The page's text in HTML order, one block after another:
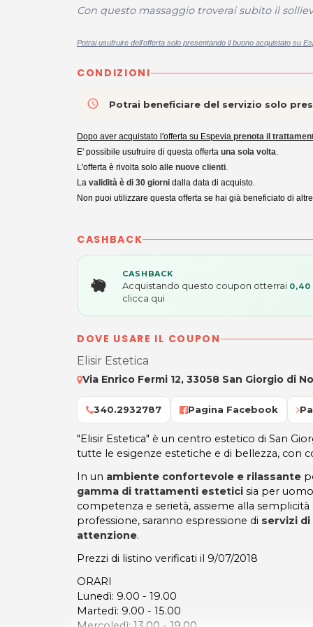
Con questo massaggio troverai subito il
Potrai usufruire dell'offerta solo presentando il buono acquistato su
CONDIZIONI
access_time Potrai beneficiare del servizio solo
Dopo aver acquistato l'offerta su Espevia prenota il
E' possibile usufruire di questa offerta una sola volta.
L'offerta è rivolta solo alle nuove clienti.
La validità è di 30 giorni dalla data di acquisto.
Non puoi utilizzare questa offerta se hai già beneficiato di
CASHBACK
CASHBACK
Acquistando questo coupon otterrai 0,40
clicca qui
DOVE USARE IL COUPON
Elisir Estetica
Via Enrico Fermi 12, 33058 San Giorgio di
340.2932787 Pagina Facebook
"Elisir Estetica" è un centro estetico di San
tutte le esigenze estetiche e di bellezza, con
In un ambiente confortevole e rilassante
gamma di trattamenti estetici sia per
competenza e serietà, assieme alla semplicità
professione, saranno espressione di servizi di
attenzione.
Prezzi di listino verificati il 9/07/2018
ORARI
Lunedì: 9.00 - 19.00
Martedì: 9.00 - 15.00